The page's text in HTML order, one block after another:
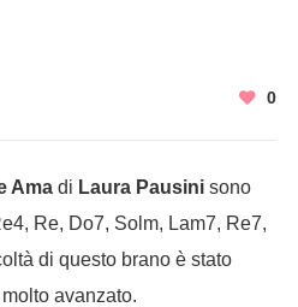
0
Amadi Laura Pausinisono
Re, Do7, Solm, Lam7, Re7,
di questo brano è stato
avanzato.